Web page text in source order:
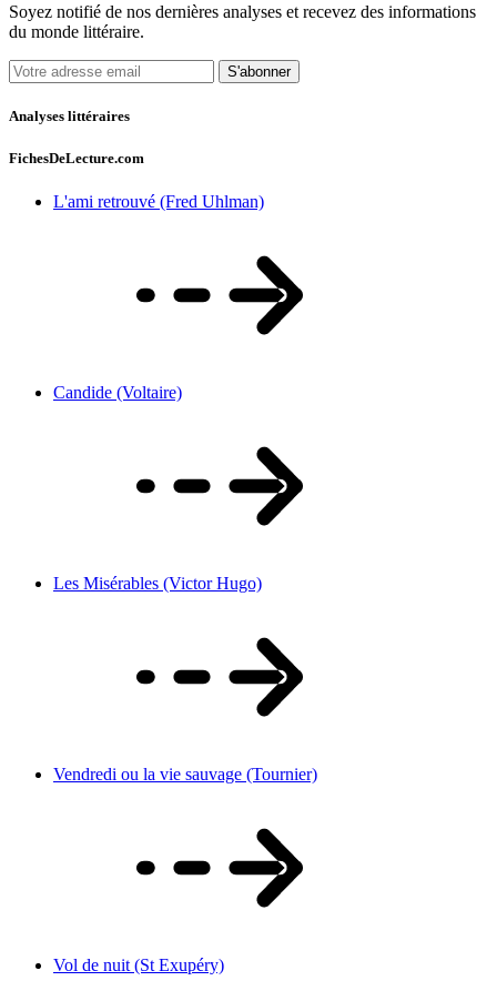
Soyez notifié de nos dernières analyses et recevez des informations
du monde littéraire.
S'abonner
Analyses littéraires
FichesDeLecture.com
L'ami retrouvé (Fred Uhlman)
Candide (Voltaire)
Les Misérables (Victor Hugo)
Vendredi ou la vie sauvage (Tournier)
Vol de nuit (St Exupéry)